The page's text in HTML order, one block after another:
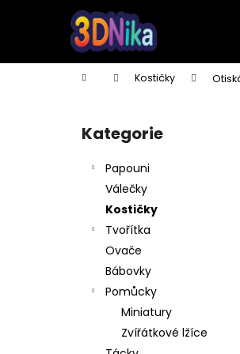
Domů Kostičky
Přeskočit
kategorie
Kategorie
Papouni
Válečky
Kostičky
Tvořítka
Ovače
Bábovky
Pomůcky
Miniatury
Zvířátkové lžíce
í
Zpět
do
Zpět
do
PÍŠŤALKA